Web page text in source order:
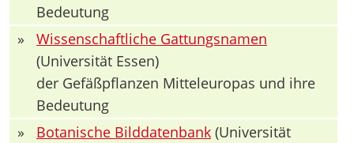
Bedeutung
»
Wissenschaftliche Gattungsnamen
(Universität Essen)
der Gefäßpflanzen Mitteleuropas und ihre
Bedeutung
»
Botanische Bilddatenbank (Universität